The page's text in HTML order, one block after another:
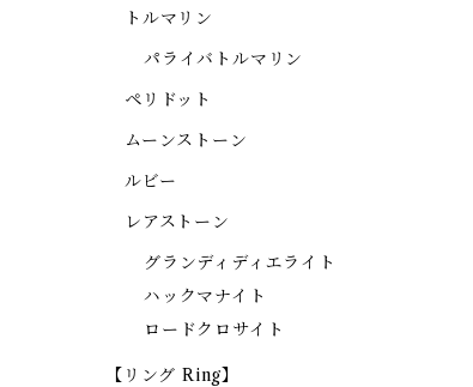
トルマリン
パライバトルマリン
ペリドット
ムーンストーン
ルビー
レアストーン
グランディディエライト
ハックマナイト
ロードクロサイト
【リング Ring】